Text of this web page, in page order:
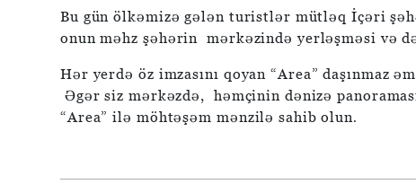
Bu gün ölkəmizə gələn turistlər mütləq İçəri
onun məhz şəhərin mərkəzində yerləşməsi və
Hər yerdə öz imzasını qoyan “Area”
Əgər siz mərkəzdə, həmçinin dənizə
“Area” ilə möhtəşəm mənzilə sahib olun.